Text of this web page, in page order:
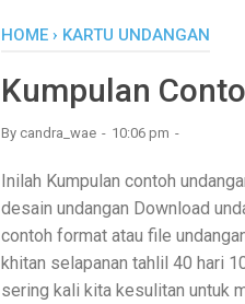
HOME › KARTU UNDANGAN
Kumpulan
By candra_wae 10:06 pm
Inilah Kumpulan contoh
desain undangan Download
contoh format atau file
khitan selapanan tahlil 40 hari
sering kali kita kesulitan untuk